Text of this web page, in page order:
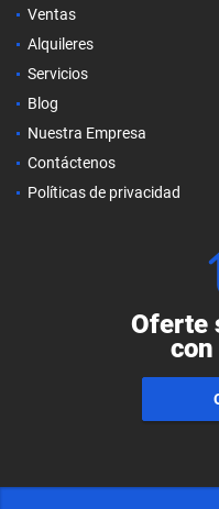
Ventas
Alquileres
Servicios
Blog
Nuestra Empresa
Contáctenos
Políticas de privacidad
Oferte